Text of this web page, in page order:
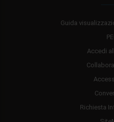
Guida
Accedi
Richiesta